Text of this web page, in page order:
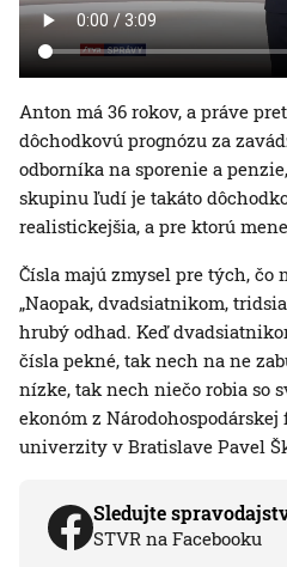
Anton má 36 rokov, a práve
dôchodkovú prognózu za
odborníka na sporenie a
skupinu ľudí je takáto
realistickejšia, a pre ktorú
Čísla majú zmysel pre tých, čo
„Naopak, dvadsiatnikom,
hrubý odhad. Keď
čísla pekné, tak nech na ne
nízke, tak nech niečo robia so
ekonóm z
univerzity v Bratislave Pavel
Sledujte
STVR na Facebooku